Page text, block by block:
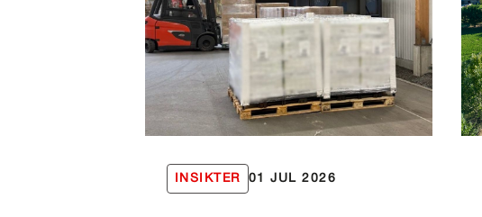
INSIKTER 01 JUL 2026